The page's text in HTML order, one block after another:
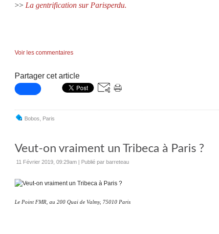
>> La gentrification sur Parisperdu.
Voir les commentaires
Partager cet article
Bobos Paris
Veut-on vraiment un Tribeca à Paris ?
11 Février 2019, 09:29am | Publié par barreteau
Le Point FMR, au 200 Quai de Valmy, 75010 Paris